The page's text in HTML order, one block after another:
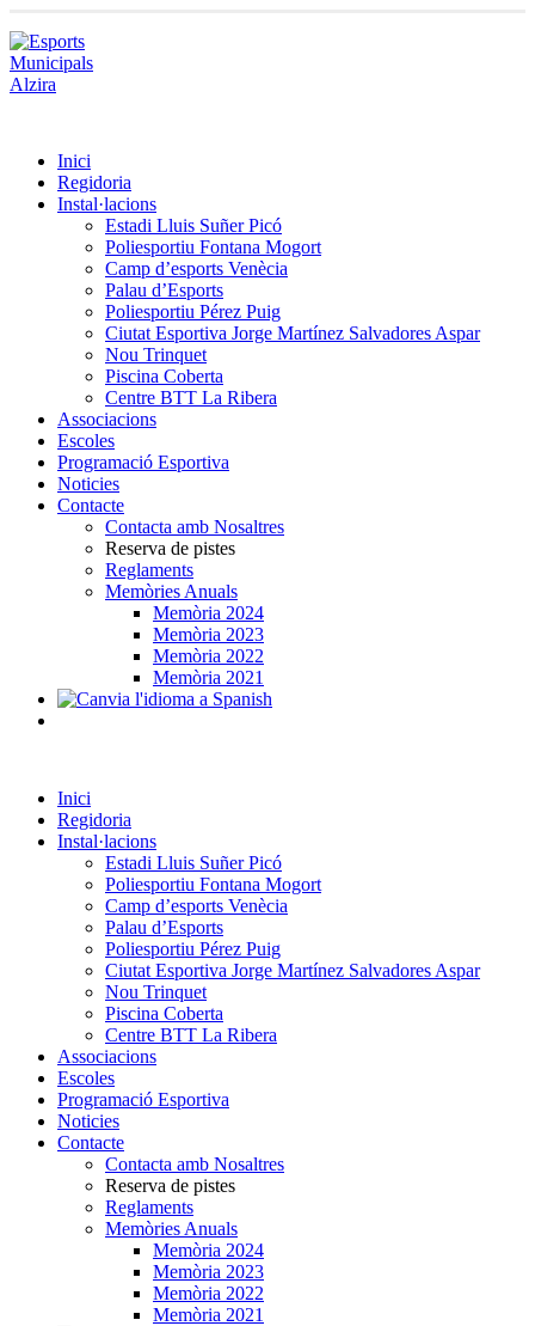
Inici
Regidoria
Instal·lacions
Estadi Lluis Suñer Picó
Poliesportiu Fontana Mogort
Camp d’esports Venècia
Palau d’Esports
Poliesportiu Pérez Puig
Ciutat Esportiva Jorge Martínez Salvadores Aspar
Nou Trinquet
Piscina Coberta
Centre BTT La Ribera
Associacions
Escoles
Programació Esportiva
Noticies
Contacte
Contacta amb Nosaltres
Reserva de pistes
Reglaments
Memòries Anuals
Memòria 2024
Memòria 2023
Memòria 2022
Memòria 2021
Inici
Regidoria
Instal·lacions
Estadi Lluis Suñer Picó
Poliesportiu Fontana Mogort
Camp d’esports Venècia
Palau d’Esports
Poliesportiu Pérez Puig
Ciutat Esportiva Jorge Martínez Salvadores Aspar
Nou Trinquet
Piscina Coberta
Centre BTT La Ribera
Associacions
Escoles
Programació Esportiva
Noticies
Contacte
Contacta amb Nosaltres
Reserva de pistes
Reglaments
Memòries Anuals
Memòria 2024
Memòria 2023
Memòria 2022
Memòria 2021